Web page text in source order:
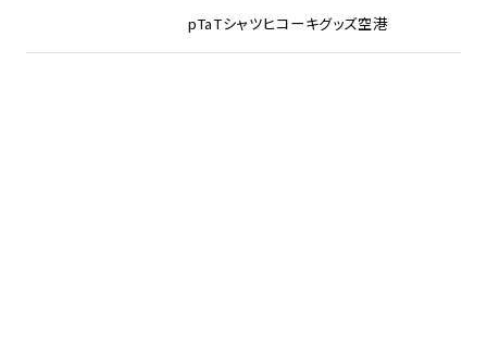
pTaTシャツヒコーキグッズ空港